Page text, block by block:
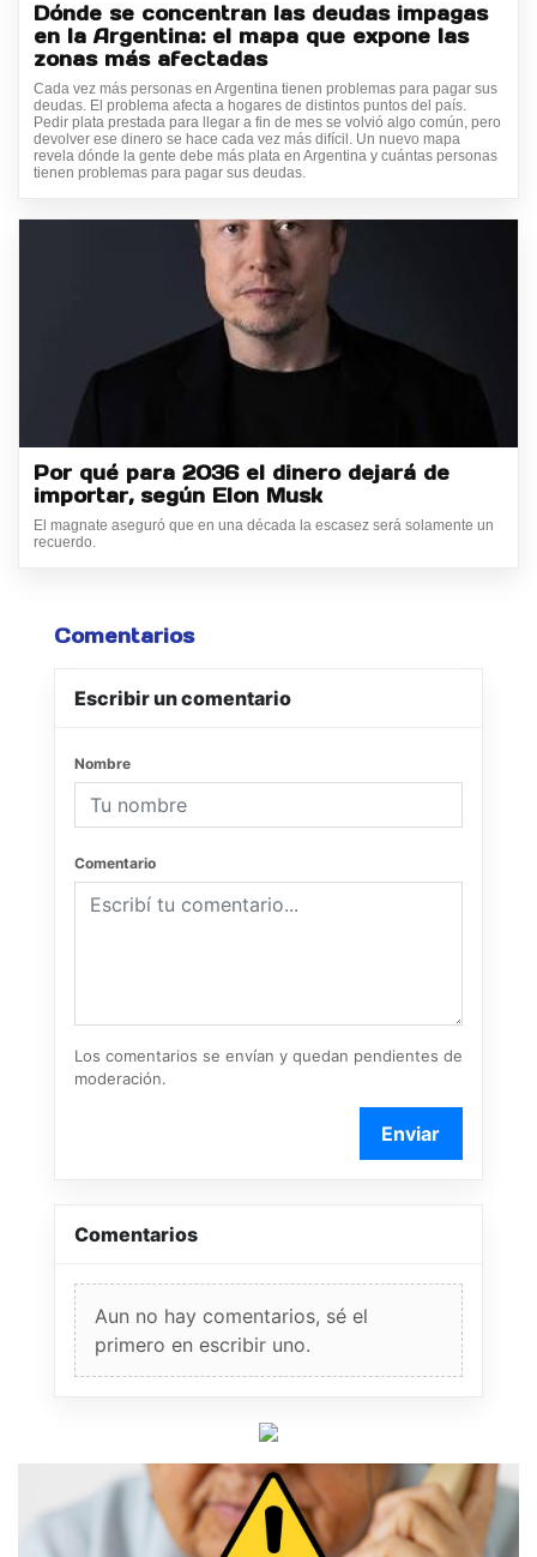
Dónde se concentran las deudas impagas
en la Argentina: el mapa que expone las
zonas más afectadas
Cada vez más personas en Argentina tienen problemas para pagar sus
deudas. El problema afecta a hogares de distintos puntos del país.
Pedir plata prestada para llegar a fin de mes se volvió algo común, pero
devolver ese dinero se hace cada vez más difícil. Un nuevo mapa
revela dónde la gente debe más plata en Argentina y cuántas personas
tienen problemas para pagar sus deudas.
Por qué para 2036 el dinero dejará de
importar, según Elon Musk
El magnate aseguró que en una década la escasez será solamente un
recuerdo.
Comentarios
Escribir un comentario
Nombre
Comentario
Los comentarios se envían y quedan pendientes de
moderación.
Enviar
Comentarios
Aun no hay comentarios, sé el
primero en escribir uno.